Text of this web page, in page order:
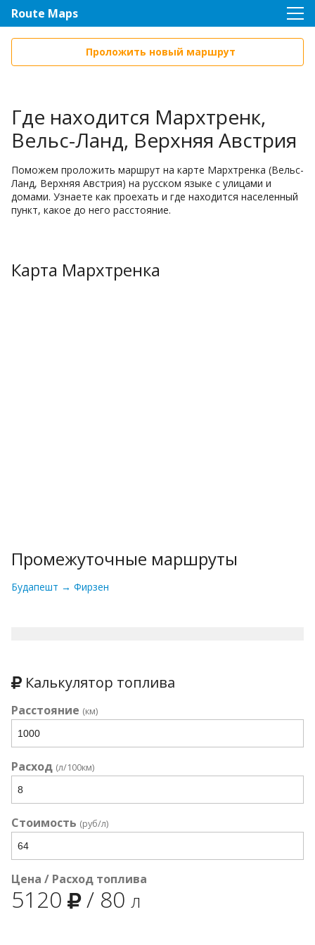
Route Maps
Проложить новый маршрут
Где находится Мархтренк,
Вельс-Ланд, Верхняя Австрия
Поможем проложить маршрут на карте Мархтренка (Вельс-
Ланд, Верхняя Австрия) на русском языке с улицами и
домами. Узнаете как проехать и где находится населенный
пункт, какое до него расстояние.
Карта Мархтренка
Промежуточные маршруты
Будапешт → Фирзен
Калькулятор топлива
Расстояние (км)
Расход (л/100км)
Стоимость (руб/л)
Цена / Расход топлива
5120 / 80 л